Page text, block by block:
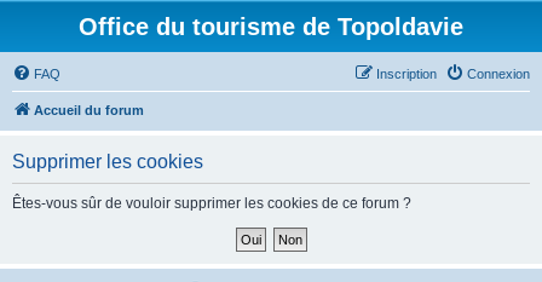
Office du tourisme de Topoldavie
FAQ Connexion
Inscription
Accueil du forum
Supprimer les cookies
Êtes-vous sûr de vouloir supprimer les cookies de ce forum ?